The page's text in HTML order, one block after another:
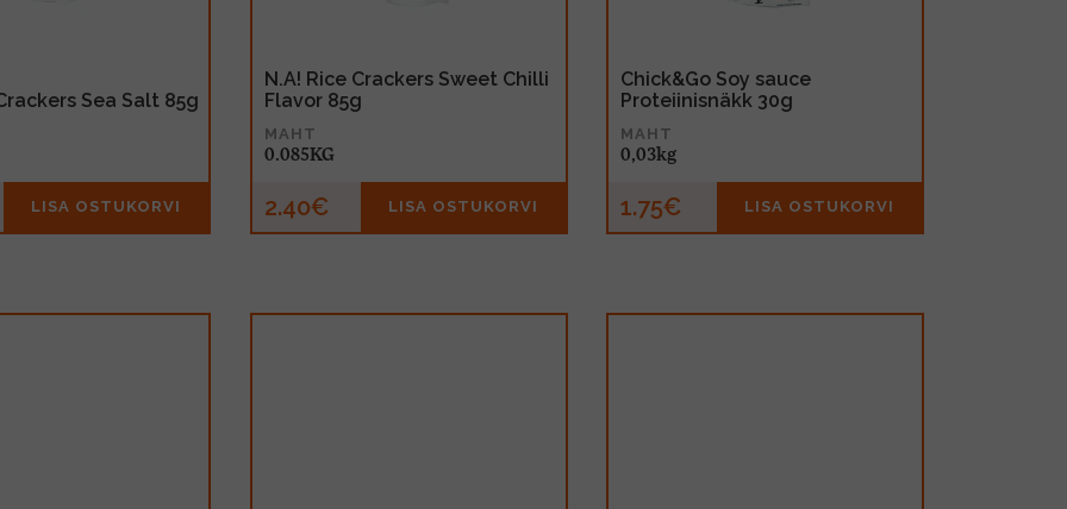
Sea Salt 85g
LISA OSTUKORVI
N.A! Rice Crackers Sweet Chilli
Flavor 85g
MAHT
0.085KG
2.40€ LISA OSTUKORVI
Chick&Go Soy sauce
Proteiinisnäkk 30g
MAHT
0,03kg
1.75€ LISA OSTUKORVI